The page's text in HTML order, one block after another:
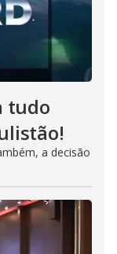
tudo
a decisão